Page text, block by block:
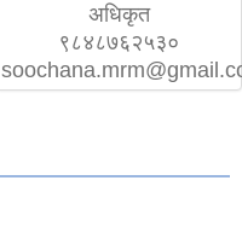
अधिकृत
९८४८७६२५३०